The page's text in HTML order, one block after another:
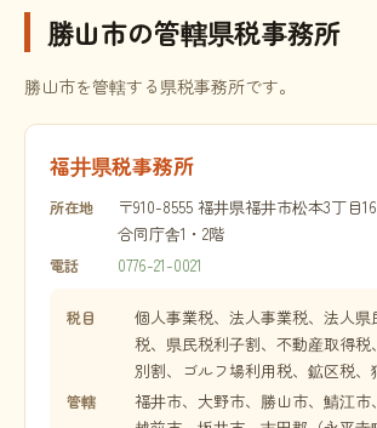
勝山市の管轄県税事務所
勝山市を管轄する県税事務所です。
福井県税事務所
所在地
〒910-8555 福井県福井市松本3丁目
合同庁舎1・2階
電話 0776-21-0021
税目
個人事業税、法人事業税、法人県
税、県民税利子割、不動産取得税
別割、ゴルフ場利用税、鉱区税、
管轄
福井市、大野市、勝山市、鯖江市